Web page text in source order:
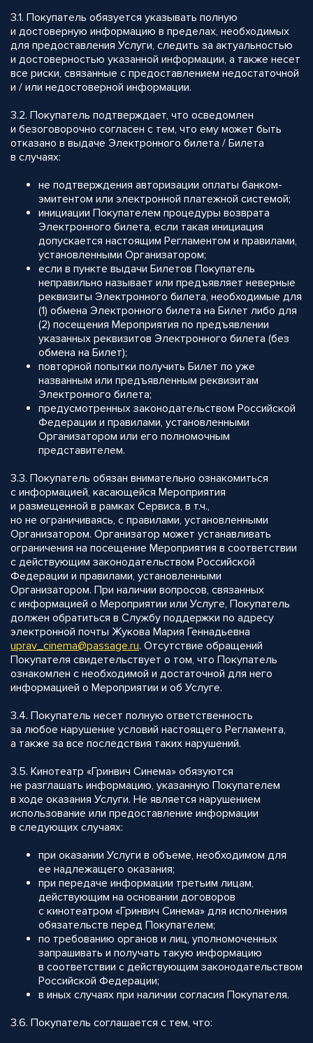
3.1. Покупатель обязуется указывать полную
и достоверную информацию в пределах, необходимых
для предоставления Услуги, следить за актуальностью
и достоверностью указанной информации, а также несет
все риски, связанные с предоставлением недостаточной
и / или недостоверной информации.
3.2. Покупатель подтверждает, что осведомлен
и безоговорочно согласен с тем, что ему может быть
отказано в выдаче Электронного билета / Билета
в случаях:
не подтверждения авторизации оплаты банком-
эмитентом или электронной платежной системой;
инициации Покупателем процедуры возврата
Электронного билета, если такая инициация
допускается настоящим Регламентом и правилами,
установленными Организатором;
если в пункте выдачи Билетов Покупатель
неправильно называет или предъявляет неверные
реквизиты Электронного билета, необходимые для
(1) обмена Электронного билета на Билет либо для
(2) посещения Мероприятия по предъявлении
указанных реквизитов Электронного билета (без
обмена на Билет);
повторной попытки получить Билет по уже
названным или предъявленным реквизитам
Электронного билета;
предусмотренных законодательством Российской
Федерации и правилами, установленными
Организатором или его полномочным
представителем.
3.3. Покупатель обязан внимательно ознакомиться
с информацией, касающейся Мероприятия
и размещенной в рамках Сервиса, в т.ч.,
но не ограничиваясь, с правилами, установленными
Организатором. Организатор может устанавливать
ограничения на посещение Мероприятия в соответствии
с действующим законодательством Российской
Федерации и правилами, установленными
Организатором. При наличии вопросов, связанных
с информацией о Мероприятии или Услуге, Покупатель
должен обратиться в Службу поддержки по адресу
электронной почты Жукова Мария Геннадьевна
uprav_cinema@passage.ru. Отсутствие обращений
Покупателя свидетельствует о том, что Покупатель
ознакомлен с необходимой и достаточной для него
информацией о Мероприятии и об Услуге.
3.4. Покупатель несет полную ответственность
за любое нарушение условий настоящего Регламента,
а также за все последствия таких нарушений.
3.5. Кинотеатр «Гринвич Синема» обязуются
не разглашать информацию, указанную Покупателем
в ходе оказания Услуги. Не является нарушением
использование или предоставление информации
в следующих случаях:
при оказании Услуги в объеме, необходимом для
ее надлежащего оказания;
при передаче информации третьим лицам,
действующим на основании договоров
с кинотеатром «Гринвич Синема» для исполнения
обязательств перед Покупателем;
по требованию органов и лиц, уполномоченных
запрашивать и получать такую информацию
в соответствии с действующим законодательством
Российской Федерации;
в иных случаях при наличии согласия Покупателя.
3.6. Покупатель соглашается с тем, что: